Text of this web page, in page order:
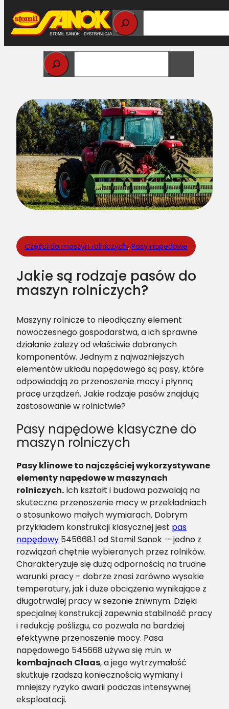
Przejdź
do
treści
Strona główna >
rodzaje pasów do maszyn rolniczych?
Części do maszyn rolniczych, Pasy napedowe
Jakie są rodzaje pasów do
maszyn rolniczych?
Maszyny rolnicze to nieodłączny element
nowoczesnego gospodarstwa, a ich sprawne
działanie zależy od właściwie dobranych
komponentów. Jednym z najważniejszych
elementów układu napędowego są pasy, które
odpowiadają za przenoszenie mocy i płynną
pracę urządzeń. Jakie rodzaje pasów znajdują
zastosowanie w rolnictwie?
Pasy napędowe klasyczne do
maszyn rolniczych
Pasy klinowe to najczęściej wykorzystywane
elementy napędowe w maszynach
rolniczych. Ich kształt i budowa pozwalają na
skuteczne przenoszenie mocy w przekładniach
o stosunkowo małych wymiarach. Dobrym
przykładem konstrukcji klasycznej jest pas
napędowy 545668.1 od Stomil Sanok — jedno z
rozwiązań chętnie wybieranych przez rolników.
Charakteryzuje się dużą odpornością na trudne
warunki pracy – dobrze znosi zarówno wysokie
temperatury, jak i duże obciążenia wynikające z
długotrwałej pracy w sezonie żniwnym. Dzięki
specjalnej konstrukcji zapewnia stabilność pracy
i redukcję poślizgu, co pozwala na bardziej
efektywne przenoszenie mocy. Pasa
napędowego 545668 używa się m.in. w
kombajnach Claas, a jego wytrzymałość
skutkuje rzadszą koniecznością wymiany i
mniejszy ryzyko awarii podczas intensywnej
eksploatacji.